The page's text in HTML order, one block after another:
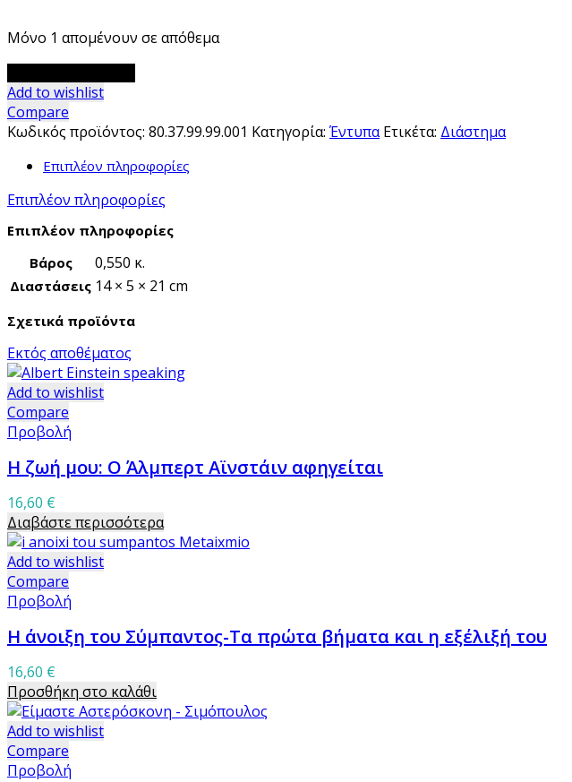
Μόνο 1 απομένουν σε απόθεμα
Bang-
Η
πιο
επιστημονική
ανακάλυψη
όλων
των
ποσότητα
Add to wishlist
Compare
Κωδικός προϊόντος: 80.37.99.99.001 Κατηγορία: Έντυπα Ετικέτα: Διάστημα
Επιπλέον πληροφορίες
Επιπλέον πληροφορίες
Επιπλέον πληροφορίες
Βάρος
0,550 κ.
Διαστάσεις 14 × 5 × 21 cm
Σχετικά προϊόντα
Εκτός αποθέματος
Add to wishlist
Compare
Προβολή
Η ζωή μου: Ο Άλμπερτ Αϊνστάιν αφηγείται
16,60 €
Διαβάστε περισσότερα
Add to wishlist
Compare
Προβολή
Η άνοιξη του Σύμπαντος-Τα πρώτα βήματα και η εξέλιξή του
16,60 €
Προσθήκη στο καλάθι
Add to wishlist
Compare
Προβολή